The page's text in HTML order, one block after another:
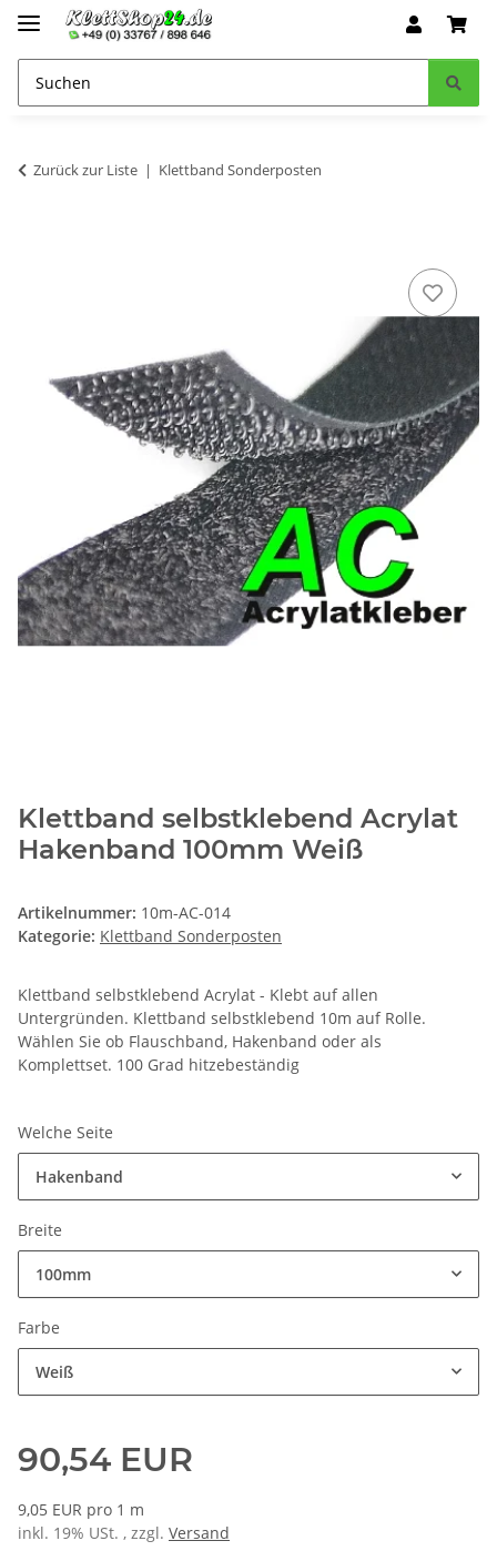
Zurück zur Liste Klettband Sonderposten
Klettband selbstklebend Acrylat
Hakenband 100mm Weiß
Artikelnummer: 10m-AC-014
Kategorie: Klettband Sonderposten
Klettband selbstklebend Acrylat - Klebt auf allen
Untergründen. Klettband selbstklebend 10m auf Rolle.
Wählen Sie ob Flauschband, Hakenband oder als
Komplettset. 100 Grad hitzebeständig
Welche Seite
Hakenband
Breite
100mm
Farbe
Weiß
90,54 EUR
9,05 EUR pro 1 m
inkl. 19% USt. , zzgl. Versand